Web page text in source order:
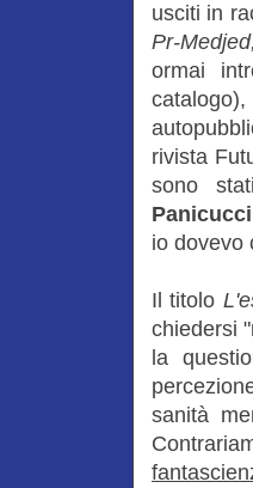
usciti in
Pr-
ormai
catalogo),
rivista
sono
Panicucci
io dovevo
Il titolo
chiedersi
la
sanità